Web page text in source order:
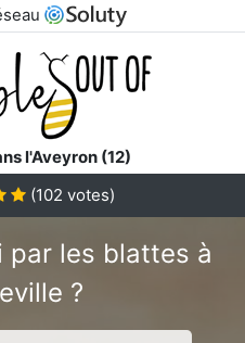
l'Aveyron (12)
(102 votes)
par les blattes à
?